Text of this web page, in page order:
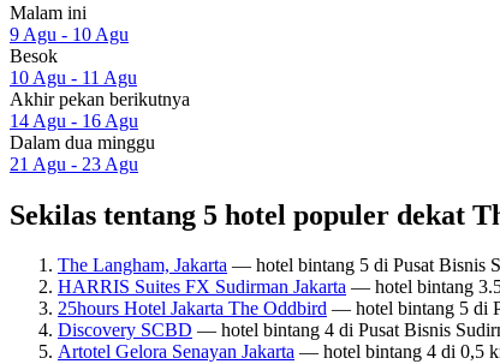
Malam ini
9 Agu - 10 Agu
Besok
10 Agu - 11 Agu
Akhir pekan berikutnya
14 Agu - 16 Agu
Dalam dua minggu
21 Agu - 23 Agu
Sekilas tentang 5 hotel populer dekat
The Langham, Jakarta — hotel bintang 5 di Pusat Bisnis
HARRIS Suites FX Sudirman Jakarta — hotel bintang
25hours Hotel Jakarta The Oddbird — hotel bintang 5 di
Discovery SCBD — hotel bintang 4 di Pusat Bisnis
Artotel Gelora Senayan Jakarta — hotel bintang 4 di 0,5